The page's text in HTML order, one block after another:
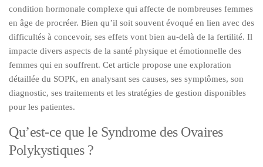
condition hormonale complexe qui affecte de nombreuses femmes
en âge de procréer. Bien qu’il soit souvent évoqué en lien avec des
difficultés à concevoir, ses effets vont bien au-delà de la fertilité. Il
impacte divers aspects de la santé physique et émotionnelle des
femmes qui en souffrent. Cet article propose une exploration
détaillée du SOPK, en analysant ses causes, ses symptômes, son
diagnostic, ses traitements et les stratégies de gestion disponibles
pour les patientes.
Qu’est-ce que le Syndrome des Ovaires
Polykystiques ?